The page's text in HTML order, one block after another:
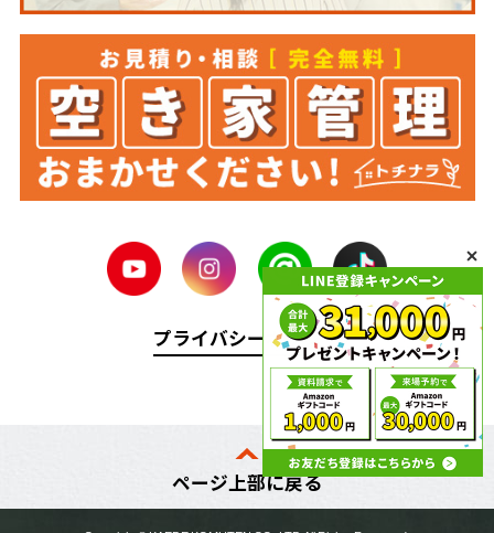
プライバシーポリシー
ページ上部に戻る